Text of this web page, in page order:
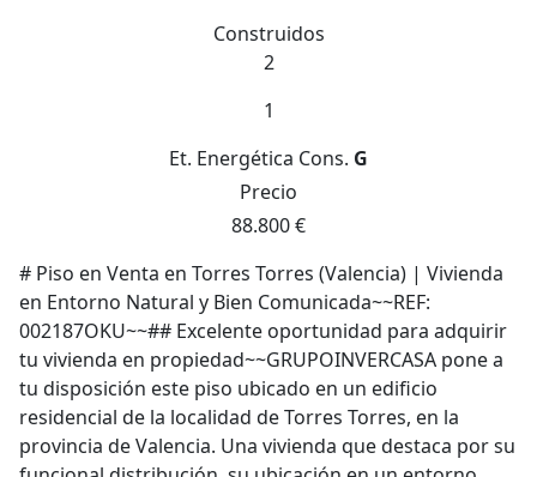
Construidos
2
1
Et. Energética Cons. G
Precio
88.800 €
# Piso en Venta en Torres Torres (Valencia) | Vivienda
en Entorno Natural y Bien Comunicada~~REF:
002187OKU~~## Excelente oportunidad para adquirir
tu vivienda en propiedad~~GRUPOINVERCASA pone a
tu disposición este piso ubicado en un edificio
residencial de la localidad de Torres Torres, en la
provincia de Valencia. Una vivienda que destaca por su